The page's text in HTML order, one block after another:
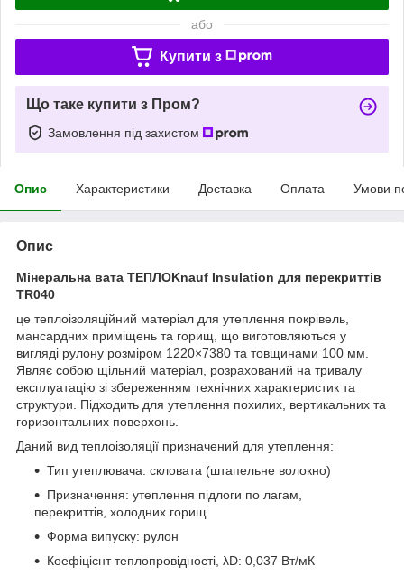
або
Купити з
Що таке купити з Пром?
Замовлення під захистом
Опис Характеристики Доставка Оплата Умови
Опис
Мінеральна вата ТЕПЛОKnauf Insulation для перекриттів
TR040
це теплоізоляційний матеріал для утеплення покрівель,
мансардних приміщень та горищ, що виготовляються у
вигляді рулону розміром 1220×7380 та товщинами 100 мм.
Являє собою щільний матеріал, розрахований на тривалу
експлуатацію зі збереженням технічних характеристик та
структури. Підходить для утеплення похилих, вертикальних та
горизонтальних поверхонь.
Даний вид теплоізоляції призначений для утеплення:
Тип утеплювача: скловата (штапельне волокно)
Призначення: утеплення підлоги по лагам,
перекриттів, холодних горищ
Форма випуску: рулон
Коефіцієнт теплопровідності, λD: 0,037 Вт/мК